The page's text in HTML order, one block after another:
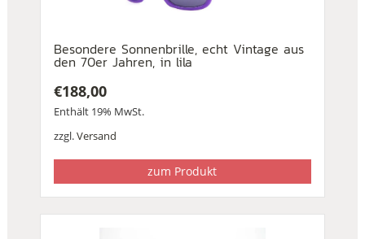
Besondere Sonnenbrille, echt Vintage aus
den 70er Jahren, in lila
€188,00
Enthält 19% MwSt.
zzgl.Versand
zum Produkt